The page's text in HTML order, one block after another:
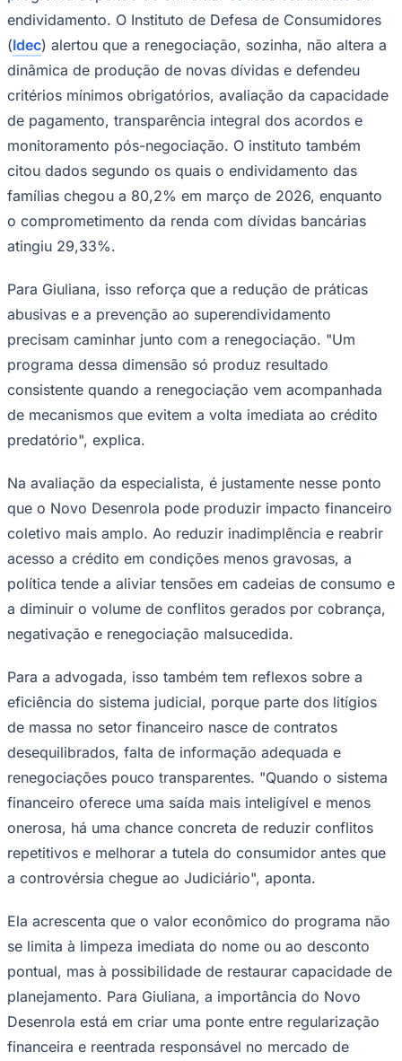
São Paulo
Santos
endividamento. O Instituto de Defesa de Consumidores
(Idec) alertou que a renegociação, sozinha, não altera a
dinâmica de produção de novas dívidas e defendeu
critérios mínimos obrigatórios, avaliação da capacidade
de pagamento, transparência integral dos acordos e
monitoramento pós-negociação. O instituto também
citou dados segundo os quais o endividamento das
famílias chegou a 80,2% em março de 2026, enquanto
o comprometimento da renda com dívidas bancárias
atingiu 29,33%.
Para Giuliana, isso reforça que a redução de práticas
abusivas e a prevenção ao superendividamento
precisam caminhar junto com a renegociação. "Um
programa dessa dimensão só produz resultado
consistente quando a renegociação vem acompanhada
de mecanismos que evitem a volta imediata ao crédito
predatório", explica.
Na avaliação da especialista, é justamente nesse ponto
que o Novo Desenrola pode produzir impacto financeiro
coletivo mais amplo. Ao reduzir inadimplência e reabrir
acesso a crédito em condições menos gravosas, a
política tende a aliviar tensões em cadeias de consumo e
a diminuir o volume de conflitos gerados por cobrança,
negativação e renegociação malsucedida.
Para a advogada, isso também tem reflexos sobre a
eficiência do sistema judicial, porque parte dos litígios
de massa no setor financeiro nasce de contratos
desequilibrados, falta de informação adequada e
renegociações pouco transparentes. "Quando o sistema
financeiro oferece uma saída mais inteligível e menos
onerosa, há uma chance concreta de reduzir conflitos
repetitivos e melhorar a tutela do consumidor antes que
a controvérsia chegue ao Judiciário", aponta.
Ela acrescenta que o valor econômico do programa não
se limita à limpeza imediata do nome ou ao desconto
pontual, mas à possibilidade de restaurar capacidade de
planejamento. Para Giuliana, a importância do Novo
Desenrola está em criar uma ponte entre regularização
financeira e reentrada responsável no mercado de